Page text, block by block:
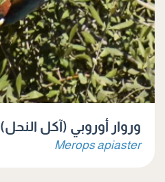
وروار أوروبي (آكل النحل)
Merops apiaster